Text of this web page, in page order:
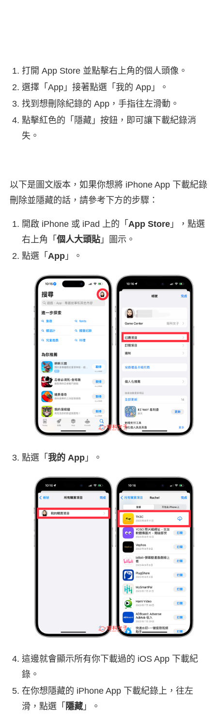
打開 App Store 並點擊右上角的個人頭像。
選擇「App」接著點選「我的 App」。
找到想刪除紀錄的 App，手指往左滑動。
點擊紅色的「隱藏」按鈕，即可讓下載紀錄消
失。
以下是圖文版本，如果你想將 iPhone App 下載紀錄
刪除並隱藏的話，請參考下方的步驟：
開啟 iPhone 或 iPad 上的「 App Store 」，點選
右上角「 個人大頭貼 」圖示。
點選「 App 」。
點選「 我的 App 」。
這邊就會顯示所有你下載過的 iOS App 下載紀
錄。
在你想隱藏的 iPhone App 下載紀錄上，往左
滑，點選「 隱藏 」。